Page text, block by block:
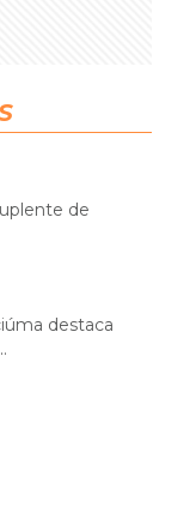
de
destaca